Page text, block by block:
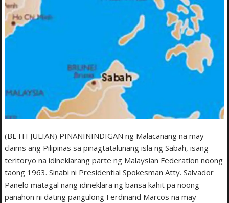
(BETH JULIAN) PINANININDIGAN ng Malacanang na may
claims ang Pilipinas sa pinagtatalunang isla ng Sabah, isang
teritoryo na idineklarang parte ng Malaysian Federation noong
taong 1963. Sinabi ni Presidential Spokesman Atty. Salvador
Panelo matagal nang idineklara ng bansa kahit pa noong
panahon ni dating pangulong Ferdinand Marcos na may